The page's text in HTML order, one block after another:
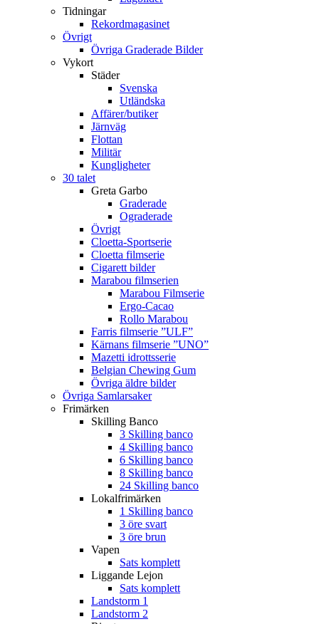
Tidningar
Rekordmagasinet
Övrigt
Övriga Graderade Bilder
Vykort
Städer
Svenska
Utländska
Affärer/butiker
Järnväg
Flottan
Militär
Kungligheter
30 talet
Greta Garbo
Graderade
Ograderade
Övrigt
Cloetta-Sportserie
Cloetta filmserie
Cigarett bilder
Marabou filmserien
Marabou Filmserie
Ergo-Cacao
Rollo Marabou
Farris filmserie ”ULF”
Kärnans filmserie ”UNO”
Mazetti idrottsserie
Belgian Chewing Gum
Övriga äldre bilder
Övriga Samlarsaker
Frimärken
Skilling Banco
3 Skilling banco
4 Skilling banco
6 Skilling banco
8 Skilling banco
24 Skilling banco
Lokalfrimärken
1 Skilling banco
3 öre svart
3 öre brun
Vapen
Sats komplett
Liggande Lejon
Sats komplett
Landstorm 1
Landstorm 2